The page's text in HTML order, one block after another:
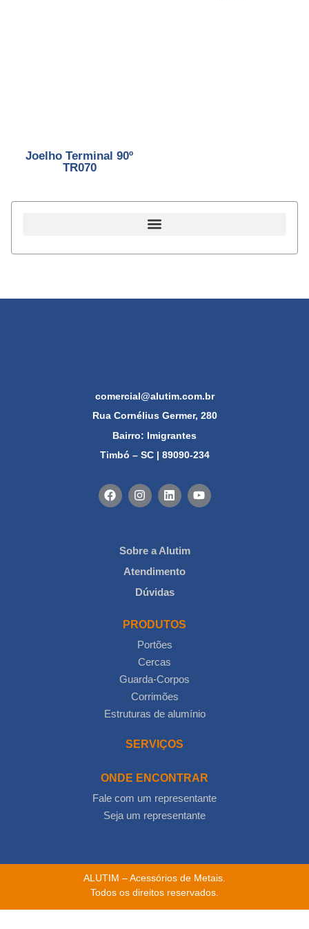
Joelho Terminal 90º
TR070
comercial@alutim.com.br
Rua Cornélius Germer, 280
Bairro: Imigrantes
Timbó – SC | 89090-234
Sobre a Alutim
Atendimento
Dúvidas
PRODUTOS
Portões
Cercas
Guarda-Corpos
Corrimões
Estruturas de alumínio
SERVIÇOS
ONDE ENCONTRAR
Fale com um representante
Seja um representante
ALUTIM – Acessórios de Metais.
Todos os direitos reservados.